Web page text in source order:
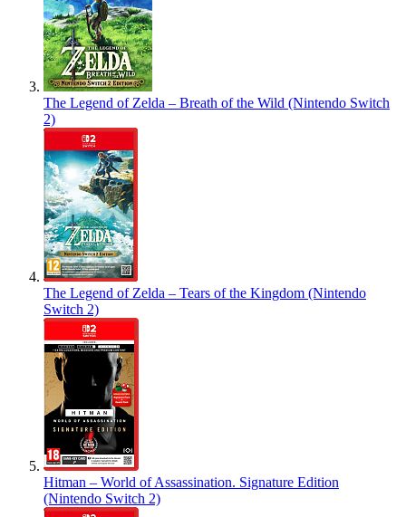
The Legend of Zelda – Breath of the Wild (Nintendo Switch
2)
The Legend of Zelda – Tears of the Kingdom (Nintendo
Switch 2)
Hitman – World of Assassination. Signature Edition
(Nintendo Switch 2)